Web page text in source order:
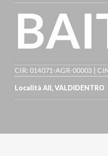
CIR: 014071-AGR-00003 |
Località All,VALDIDENTRO